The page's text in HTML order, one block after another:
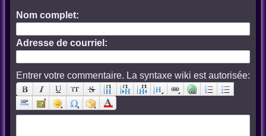
Nom complet:
Adresse de courriel:
Entrer votre commentaire. La syntaxe wiki est autorisée: